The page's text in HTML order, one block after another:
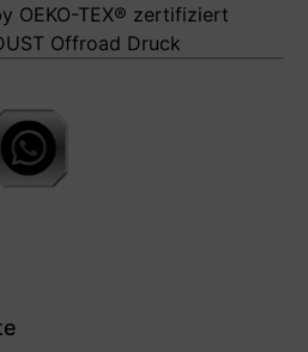
OEKO-TEX® zertifiziert
Offroad Druck